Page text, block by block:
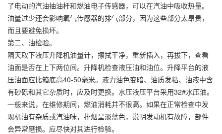
了电动的汽油抽油杆和燃油电子传感器，可以在汽油中吸收热量。
油量过少还会影响氧气传感器的排气部分，因为这些部分太昂贵，
而且要避免损坏。
第二、油检验。
隔天取下液压升降机油量计，擦拭干净，重新插入，再拔下，查看
油面是否在上下两位间。升降机检查液压油和油位。升降平台的液
压油面应比箱底高40-50毫米。液力油色变暗、油质发粘、油液中含
有砂砾和其它杂质时，应及时更换。水压液压平台采用32#水压油。
一般来说，在维修期间，燃油消耗并不很高。如果在正常检查中发
现机油有杂质或汽油味，排烟呈淡蓝色，说明发动机有故障，部件
会异常磨损。应尽快对其进行检验。